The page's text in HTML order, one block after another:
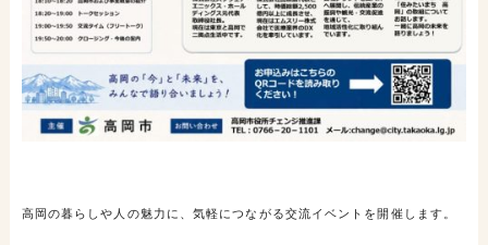
高岡の暮らしや人の魅力に、気軽につながる交流イベントを開催します。